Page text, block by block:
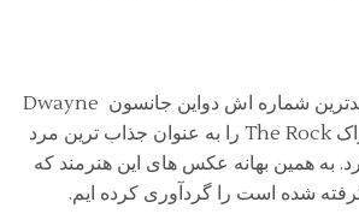
مجله People در جدیدترین شماره اش دواین جانسون Dwayne
Johnson ملقب به راک The Rock را به عنوان جذاب ترین مرد
کرد. به همین بهانه عکس های این هنرمند که